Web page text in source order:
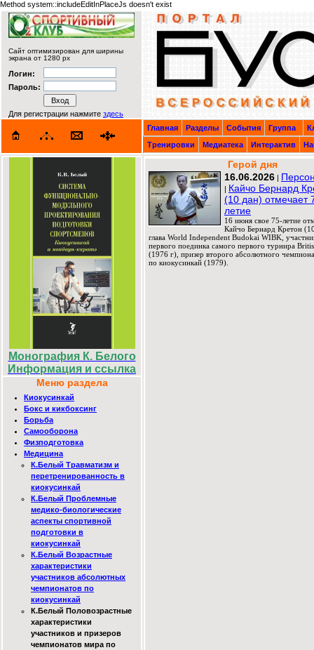
Method system::includeEditInPlaceJs doesn't exist
Сайт оптимизирован для ширины
экрана от 1280 px
Логин:
Пароль:
Для регистрации нажмите здесь
Главная
Разделы События Группа
Тренировки
Медиатека Интерактив
Монография К. Белого
Информация и ссылка
Меню раздела
Киокусинкай
Бокс и кикбоксинг
Борьба
Самооборона
Физподготовка
Медицина
К.Белый Травматизм и
перетренированность в
киокусинкай
К.Белый Проблемные
медико-биологические
аспекты спортивной
подготовки в
киокусинкай
К.Белый Возрастные
характеристики
участников абсолютных
чемпионатов по
киокусинкай
К.Белый Половозрастные
характеристики
участников и призеров
чемпионатов мира по
Герой дня
16.06.2026 |
| Кайчо Бернард
(10 дан) отмечает
летие
16 июня свое 75-летие
Кайчо Бернард Кретон
глава World Independent Budokai WIBK,
первого поединка самого первого турнира
(1976 г), призер второго абсолютного
по киокусинкай (1979).